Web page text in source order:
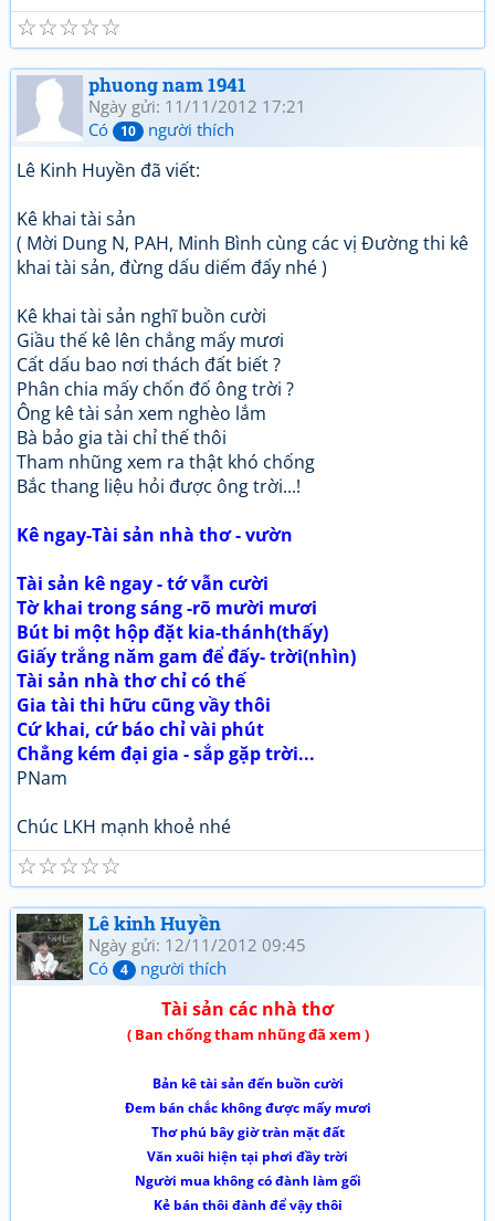
☆
☆
☆
☆
☆
phuong nam 1941
Ngày gửi: 11/11/2012 17:21
Có
10 người thích
Lê Kinh Huyền đã viết:
Kê khai tài sản
( Mời Dung N, PAH, Minh Bình cùng các vị Đường thi kê
khai tài sản, đừng dấu diếm đấy nhé )
Kê khai tài sản nghĩ buồn c­ười
Giầu thế kê lên chẳng mấy m­ươi
Cất dấu bao nơi thách đất biết ?
Phân chia mấy chốn đố ông trời ?
Ông kê tài sản xem nghèo lắm
Bà bảo gia tài chỉ thế thôi
Tham nhũng xem ra thật khó chống
Bắc thang liệu hỏi được ông trời...!
Kê ngay-Tài sản nhà thơ - vườn
Tài sản kê ngay - tớ vẫn cười
Tờ khai trong sáng -rõ mười mươi
Bút bi một hộp đặt kia-thánh(thấy)
Giấy trắng năm gam để đấy- trời(nhìn)
Tài sản nhà thơ chỉ có thế
Gia tài thi hữu cũng vầy thôi
Cứ khai, cứ báo chỉ vài phút
Chẳng kém đại gia - sắp gặp trời...
PNam
Chúc LKH mạnh khoẻ nhé
☆
☆
☆
☆
☆
Lê kinh Huyền
Ngày gửi: 12/11/2012 09:45
Có
4 người thích
Tài sản các nhà thơ
( Ban chống tham nhũng đã xem )
Bản kê tài sản đến buồn c­ười
Đem bán chắc không được mấy m­ươi
Thơ phú bây giờ tràn mặt đất
Văn xuôi hiện tại phơi đầy trời
Người mua không có đành làm gối
Kẻ bán thôi đành để vậy thôi